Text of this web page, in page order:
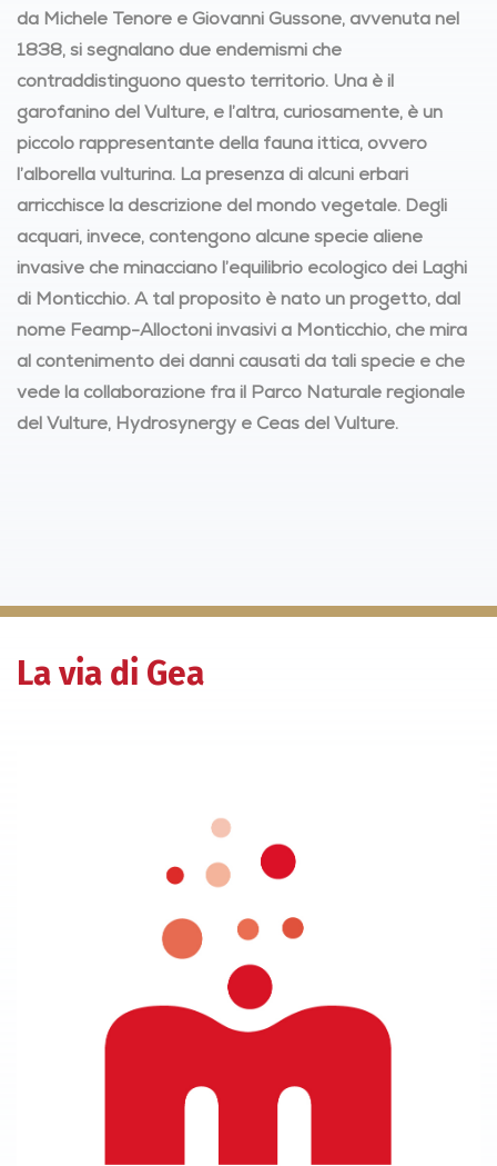
da Michele Tenore e Giovanni Gussone, avvenuta nel
1838, si segnalano due endemismi che
contraddistinguono questo territorio. Una è il
garofanino del Vulture, e l’altra, curiosamente, è un
piccolo rappresentante della fauna ittica, ovvero
l’alborella vulturina. La presenza di alcuni erbari
arricchisce la descrizione del mondo vegetale. Degli
acquari, invece, contengono alcune specie aliene
invasive che minacciano l’equilibrio ecologico dei Laghi
di Monticchio. A tal proposito è nato un progetto, dal
nome Feamp-Alloctoni invasivi a Monticchio, che mira
al contenimento dei danni causati da tali specie e che
vede la collaborazione fra il Parco Naturale regionale
del Vulture, Hydrosynergy e Ceas del Vulture.
La via di Gea